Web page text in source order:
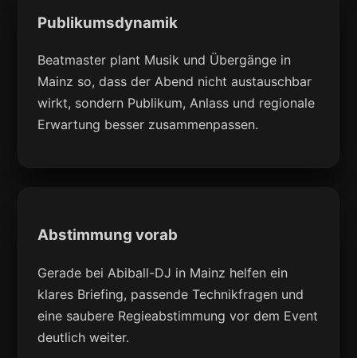
Publikumsdynamik
Beatmaster plant Musik und Übergänge in
Mainz so, dass der Abend nicht austauschbar
wirkt, sondern Publikum, Anlass und regionale
Erwartung besser zusammenpassen.
Abstimmung vorab
Gerade bei Abiball-DJ in Mainz helfen ein
klares Briefing, passende Technikfragen und
eine saubere Regieabstimmung vor dem Event
deutlich weiter.